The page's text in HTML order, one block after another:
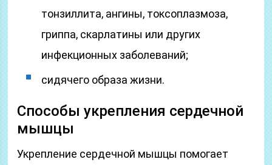
тонзиллита, ангины, токсоплазмоза,
гриппа, скарлатины или других
инфекционных заболеваний;
сидячего образа жизни.
Способы укрепления сердечной
мышцы
Укрепление сердечной мышцы помогает